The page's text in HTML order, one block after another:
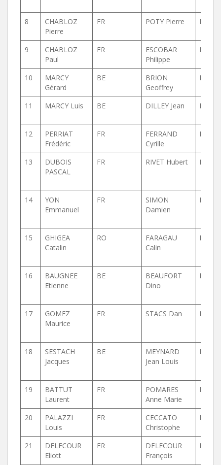
8
CHABLOZ
Pierre
FR POTY Pierre FR
9
CHABLOZ
Paul
FR
ESCOBAR
Philippe
FR
10
MARCY
Gérard
BE
BRION
Geoffrey
BE
11 MARCY Luis BE DILLEY Jean BE
12
PERRIAT
Frédéric
FR
FERRAND
Cyrille
FR
13
DUBOIS
PASCAL
FR RIVET Hubert FR
14
YON
Emmanuel
FR
SIMON
Damien
FR
15
GHIGEA
Catalin
RO
FARAGAU
Calin
RO
16
BAUGNEE
Etienne
BE
BEAUFORT
Dino
BE
17
GOMEZ
Maurice
FR STACS Dan BE
18
SESTACH
Jacques
BE
MEYNARD
Jean Louis
BE
19
BATTUT
Laurent
FR
POMARES
Anne Marie
FR
20
PALAZZI
Louis
FR
CECCATO
Christophe
FR
21
DELECOUR
Eliott
FR
DELECOUR
François
FR